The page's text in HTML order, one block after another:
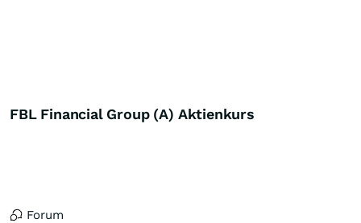
FBL Financial Group (A) Aktienkurs
Forum